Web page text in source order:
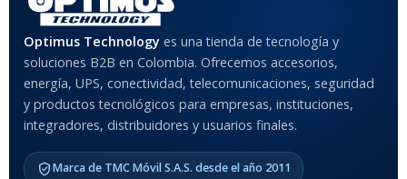
Anti-Shock
MODELO DE TABLETS
COMPATIBLES
Optimus Technology es una tienda de tecnología y
soluciones B2B en Colombia. Ofrecemos accesorios,
energía, UPS, conectividad, telecomunicaciones, seguridad
y productos tecnológicos para empresas, instituciones,
integradores, distribuidores y usuarios finales.
Marca de TMC Móvil S.A.S. desde el año 2011